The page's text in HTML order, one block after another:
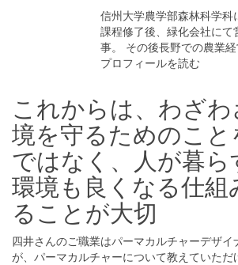
信州大学農学部森林科学
課程修了後、緑化会社にて
事。 その後長野での農業経
プロフィールを読む
これからは、わざ
境を守るためのこ
ではなく、人が暮
環境も良くなる仕組
ることが大切
四井さんのご職業はパーマカルチャーデザイ
が、パーマカルチャーについて教えていただ